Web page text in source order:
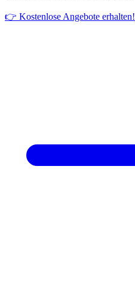
👉 Kostenlose Angebote erhalten!